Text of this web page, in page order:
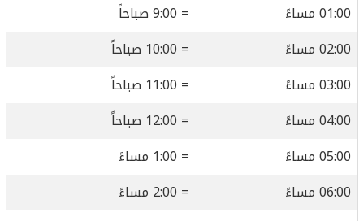
01:00 مساءً
= 9:00 صباحاً
02:00 مساءً
= 10:00 صباحاً
03:00 مساءً
= 11:00 صباحاً
04:00 مساءً
= 12:00 صباحاً
05:00 مساءً
= 1:00 مساءً
06:00 مساءً
= 2:00 مساءً